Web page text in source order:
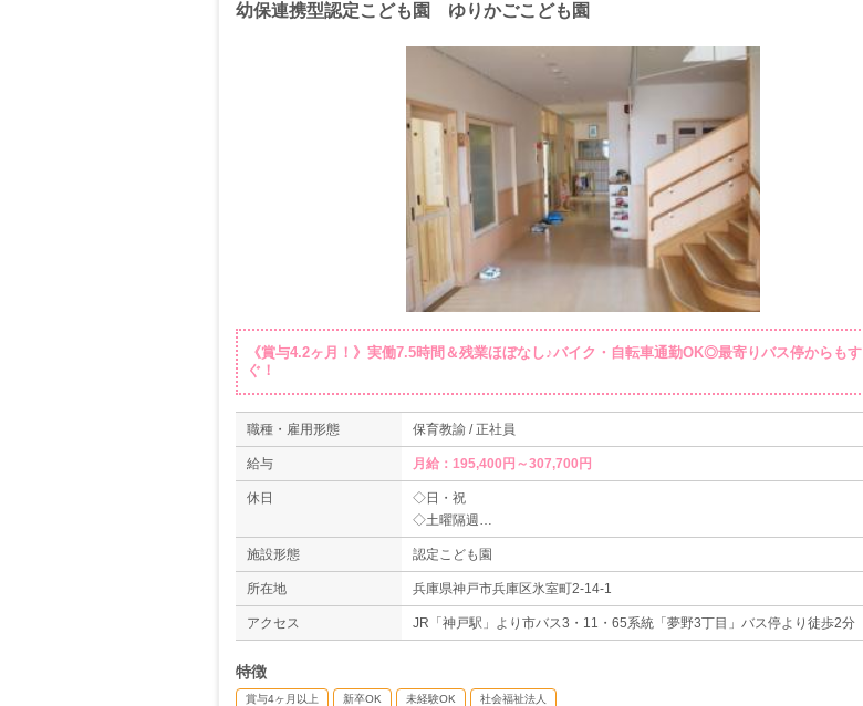
幼保連携型認定こども園 ゆりかごこども園
《賞与4.2ヶ月！》実働7.5時間＆残業ほぼなし♪バイク・自転車通勤OK◎最寄りバス停からもす
ぐ！
職種・雇用形態 保育教諭 / 正社員
給与 月給：195,400円～307,700円
休日
◇日・祝
◇土曜隔週
◇年末年始休暇
◇夏季休暇
◇有給休暇
施設形態 認定こども園
所在地 兵庫県神戸市兵庫区氷室町2-14-1
アクセス JR「神戸駅」より市バス3・11・65系統「夢野3丁目」バス停より徒歩2分
特徴
賞与4ヶ月以上 新卒OK 未経験OK 社会福祉法人